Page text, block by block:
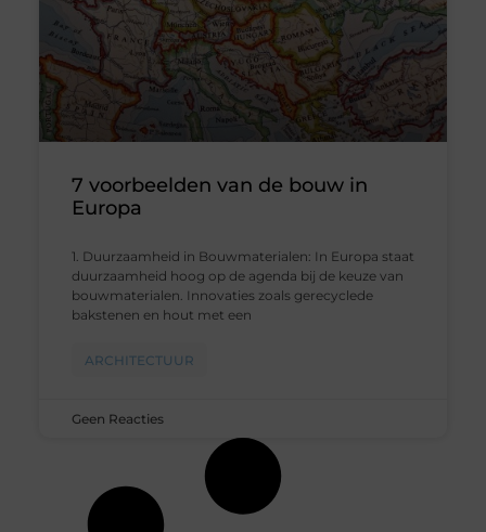
7 voorbeelden van de bouw in
Europa
1. Duurzaamheid in Bouwmaterialen: In Europa staat
duurzaamheid hoog op de agenda bij de keuze van
bouwmaterialen. Innovaties zoals gerecyclede
bakstenen en hout met een
ARCHITECTUUR
Geen Reacties